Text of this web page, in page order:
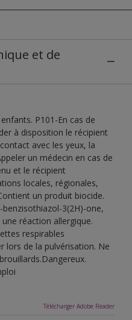
et de
P101-En cas de
à disposition le récipient
avec les yeux, la
un médecin en cas de
et le récipient
locales, régionales,
un produit biocide.
benzisothiazol-3(2H)-one,
réaction allergique.
respirables
lors de la pulvérisation. Ne
Télécharger Adobe Reader